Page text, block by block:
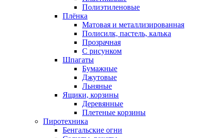
Полиэтиленовые
Плёнка
Матовая и металлизированная
Полисилк, пастель, калька
Прозрачная
С рисунком
Шпагаты
Бумажные
Джутовые
Льняные
Ящики, корзины
Деревянные
Плетеные корзины
Пиротехника
Бенгальские огни